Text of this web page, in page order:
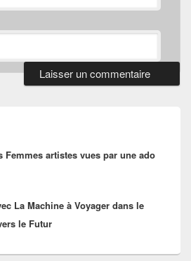
Femmes artistes vues par une ado
La Machine à Voyager dans le
le Futur